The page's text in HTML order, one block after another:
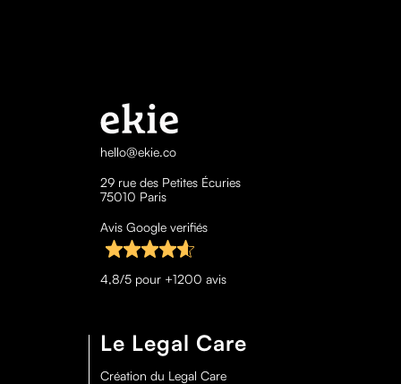
hello@ekie.co
29 rue des Petites Écuries
75010 Paris
Avis Google verifiés
4,8/5 pour +1200 avis
Le Legal Care
Création du Legal Care